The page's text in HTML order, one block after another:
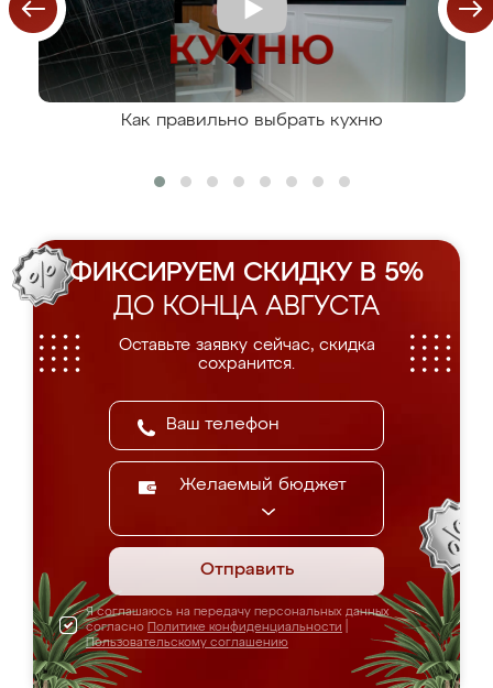
Как правильно выбрать кухню
ФИКСИРУЕМ СКИДКУ В 5%
ДО КОНЦА АВГУСТА
Оставьте заявку сейчас, скидка
сохранится.
Желаемый бюджет
Отправить
Я соглашаюсь на передачу персональных данных
согласно Политике конфиденциальности
Пользовательскому соглашению